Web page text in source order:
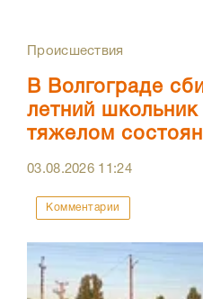
Происшествия
В Волгограде
летний школьник
тяжелом
03.08.2026 11:24
Комментарии